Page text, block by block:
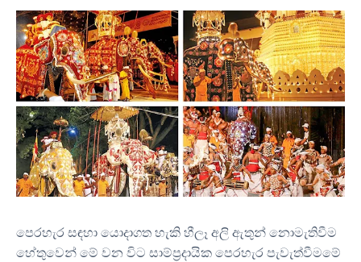
පෙරහැර සඳහා යොදාගත හැකි හීලෑ අලි ඇතුන් නොමැතිවීම
හේතුවෙන් මේ වන විට සාම්ප්‍රදායික පෙරහැර පැවැත්වීමමේ